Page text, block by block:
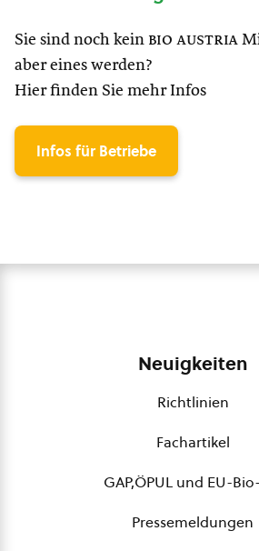
Sie sind noch kein bio austria
aber eines werden?
Hier finden Sie mehr Infos
Infos für Betriebe
Neuigkeiten
Richtlinien
Fachartikel
GAP,ÖPUL und EU-
Pressemeldungen